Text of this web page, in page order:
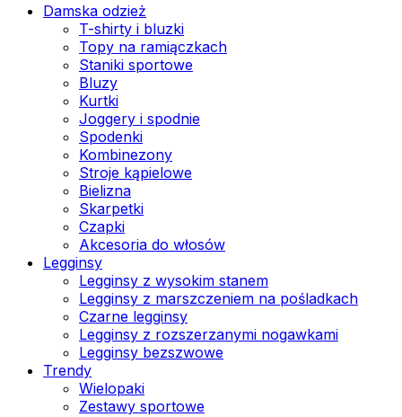
Damska odzież
T-shirty i bluzki
Topy na ramiączkach
Staniki sportowe
Bluzy
Kurtki
Joggery i spodnie
Spodenki
Kombinezony
Stroje kąpielowe
Bielizna
Skarpetki
Czapki
Akcesoria do włosów
Legginsy
Legginsy z wysokim stanem
Legginsy z marszczeniem na pośladkach
Czarne legginsy
Legginsy z rozszerzanymi nogawkami
Legginsy bezszwowe
Trendy
Wielopaki
Zestawy sportowe